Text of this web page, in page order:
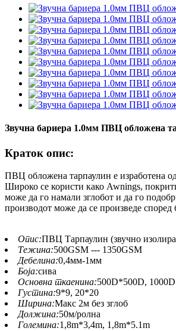
Звучна бариера 1.0мм ПВЦ обложена
Краток опис:
ПВЦ обложена тарпаулин е изработена
Широко се користи како Awnings,
може да го намали зглобот и да го
производот може да се произведе
Опис:ПВЦ Тарпаулин (звучно
Тежина:500GSM --- 1350GSM
Дебелина:0,4мм-1мм
Боја:сива
Основна ткаенина:500D*500D,
Густина:9*9, 20*20
Ширина:Макс 2м без зглоб
Должина:50м/ролна
Големина:1,8m*3,4m, 1,8m*5.1m